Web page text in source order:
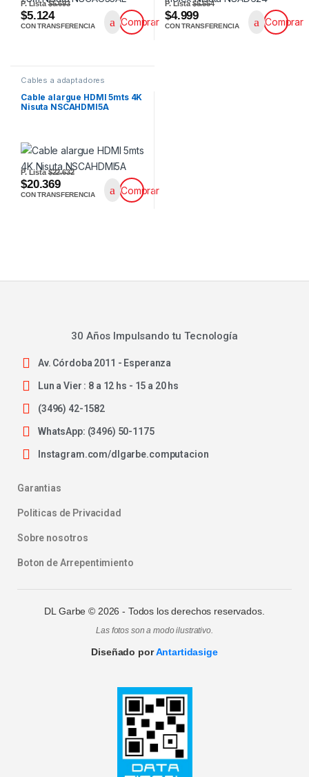
P. Lista$5.693
$5.124
CON TRANSFERENCIA Comprar
P. Lista$5.554
$4.999
CON TRANSFERENCIA Comprar
Cables a adaptadores
Cable alargue HDMI 5mts 4K
Nisuta NSCAHDMI5A
P. Lista$22.632
$20.369
CON TRANSFERENCIA Comprar
30 Años Impulsando tu Tecnología
Av. Córdoba 2011 - Esperanza
Lun a Vier : 8 a 12 hs - 15 a 20 hs
(3496) 42-1582
WhatsApp: (3496) 50-1175
Instagram.com/dlgarbe.computacion
Garantias
Politicas de Privacidad
Sobre nosotros
Boton de Arrepentimiento
DL Garbe © 2026 - Todos los derechos reservados.
Las fotos son a modo ilustrativo.
Diseñado porAntartidasige